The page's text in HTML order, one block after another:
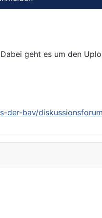
geht es um den
der-bav/diskussionsforum